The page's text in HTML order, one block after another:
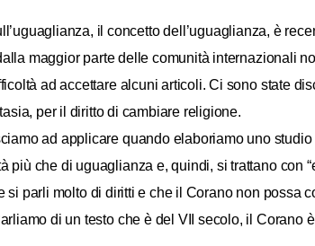
il concetto dell’uguaglianza, è
maggior parte delle comunità internazionali
ad accettare alcuni articoli. Ci sono state
per il diritto di cambiare religione.
ad applicare quando elaboriamo uno
che di uguaglianza e, quindi, si trattano con
parli molto di diritti e che il Corano non possa
di un testo che è del VII secolo, il Corano